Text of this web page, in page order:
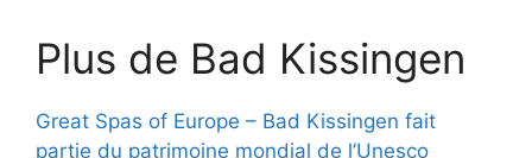
Plus de Bad Kissingen
Great Spas of Europe – Bad Kissingen fait
partie du patrimoine mondial de l’Unesco